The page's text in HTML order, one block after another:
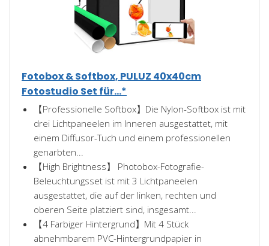
Fotobox & Softbox, PULUZ 40x40cm
Fotostudio Set für...*
【Professionelle Softbox】Die Nylon-Softbox ist mit
drei Lichtpaneelen im Inneren ausgestattet, mit
einem Diffusor-Tuch und einem professionellen
genarbten...
【High Brightness】 Photobox-Fotografie-
Beleuchtungsset ist mit 3 Lichtpaneelen
ausgestattet, die auf der linken, rechten und
oberen Seite platziert sind, insgesamt...
【4 Farbiger Hintergrund】Mit 4 Stück
abnehmbarem PVC-Hintergrundpapier in